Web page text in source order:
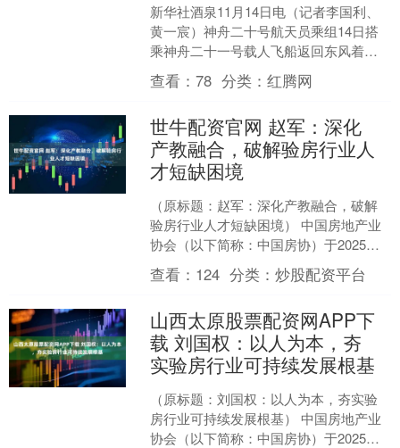
新华社酒泉11月14日电（记者李国利、
黄一宸）神舟二十号航天员乘组14日搭
乘神舟二十一号载人飞船返回东风着陆
场，3名航天员陈冬、陈中瑞、王杰身体
状态良好，刷新中....
查看：78 分类：红腾网
世牛配资官网 赵军：深化
产教融合，破解验房行业人
才短缺困境
（原标题：赵军：深化产教融合，破解
验房行业人才短缺困境） 中国房地产业
协会（以下简称：中国房协）于2025年9
月11日～13日在北京举办“第十六届房地
产科学发展....
查看： 124 分类：炒股配资平台
山西太原股票配资网APP下
载 刘国权：以人为本，夯
实验房行业可持续发展根基
（原标题：刘国权：以人为本，夯实验
房行业可持续发展根基） 中国房地产业
协会（以下简称：中国房协）于2025年9